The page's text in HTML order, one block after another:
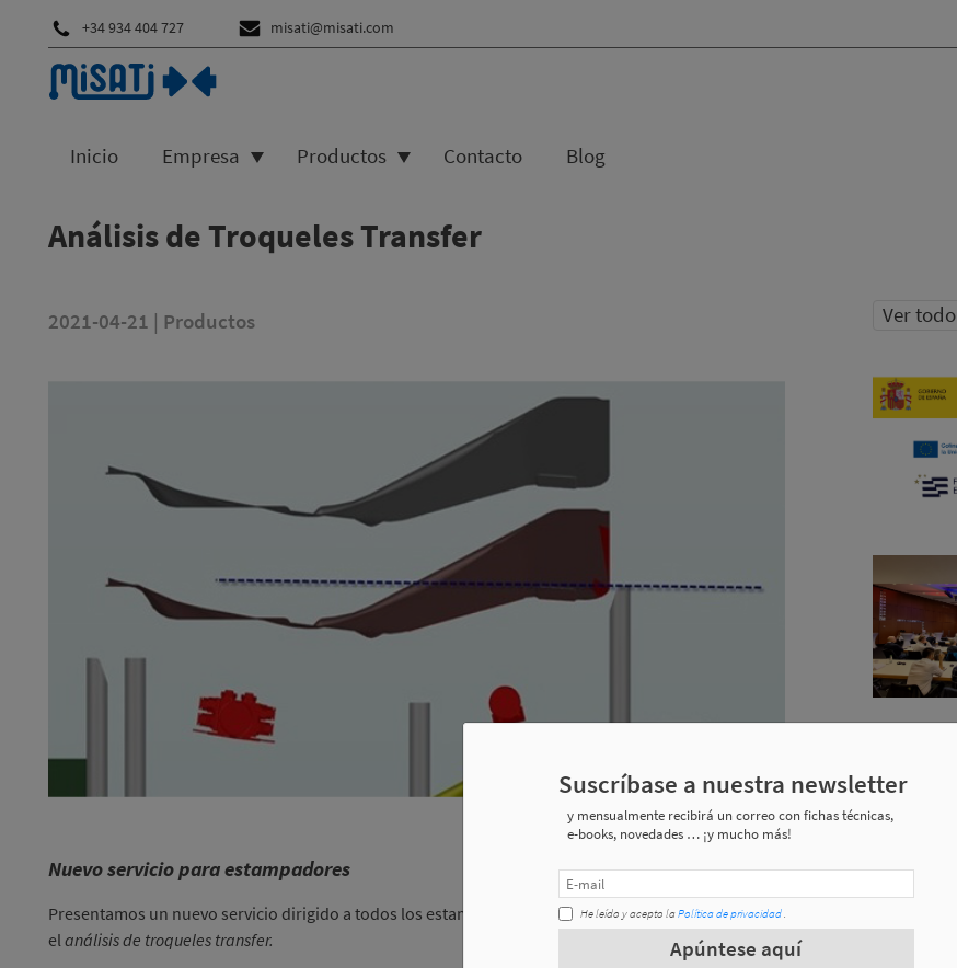
+34 934 404 727 misati@misati.com
Inicio Empresa Productos Contacto Blog
Análisis de Troqueles Transfer
2021-04-21 | Productos
Nuevo servicio para estampadores
Presentamos un nuevo servicio dirigido a todos los estampadores de chapas con prensas transfers:
elanálisis de troqueles transfer.
Ver todo
Suscríbase a nuestra newsletter
y mensualmente recibirá un correo con fichas técnicas,
e-books, novedades … ¡y mucho más!
He leído y acepto laPolítica de privacidad.
Apúntese aquí